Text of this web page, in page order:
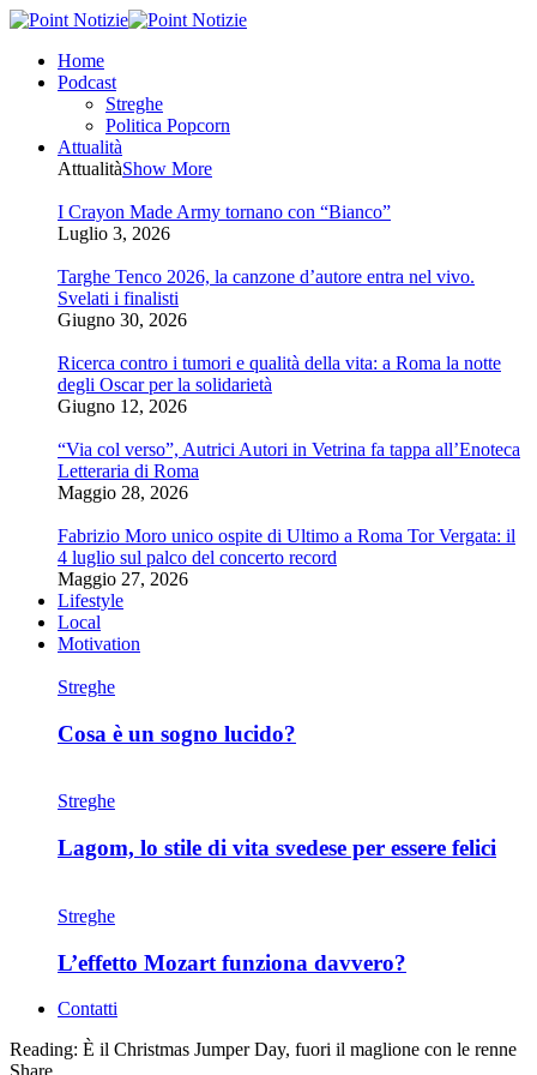
Home
Podcast
Streghe
Politica Popcorn
Attualità
AttualitàShow More
I Crayon Made Army tornano con “Bianco”
Luglio 3, 2026
Targhe Tenco 2026, la canzone d’autore entra nel vivo.
Svelati i finalisti
Giugno 30, 2026
Ricerca contro i tumori e qualità della vita: a Roma la notte
degli Oscar per la solidarietà
Giugno 12, 2026
“Via col verso”, Autrici Autori in Vetrina fa tappa all’Enoteca
Letteraria di Roma
Maggio 28, 2026
Fabrizio Moro unico ospite di Ultimo a Roma Tor Vergata: il
4 luglio sul palco del concerto record
Maggio 27, 2026
Lifestyle
Local
Motivation
Streghe
Cosa è un sogno lucido?
Streghe
Lagom, lo stile di vita svedese per essere felici
Streghe
L’effetto Mozart funziona davvero?
Contatti
Reading: È il Christmas Jumper Day, fuori il maglione con le renne